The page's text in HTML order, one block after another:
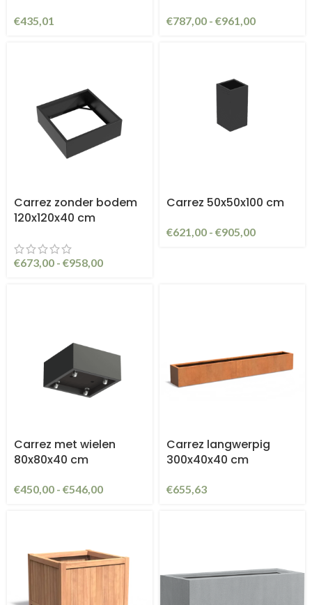
€435,01 €787,00 - €961,00
Carrez zonder bodem
120x120x40 cm
€673,00 - €958,00
Carrez 50x50x100 cm
€621,00 - €905,00
Carrez met wielen
80x80x40 cm
€450,00 - €546,00
Carrez langwerpig
300x40x40 cm
€655,63